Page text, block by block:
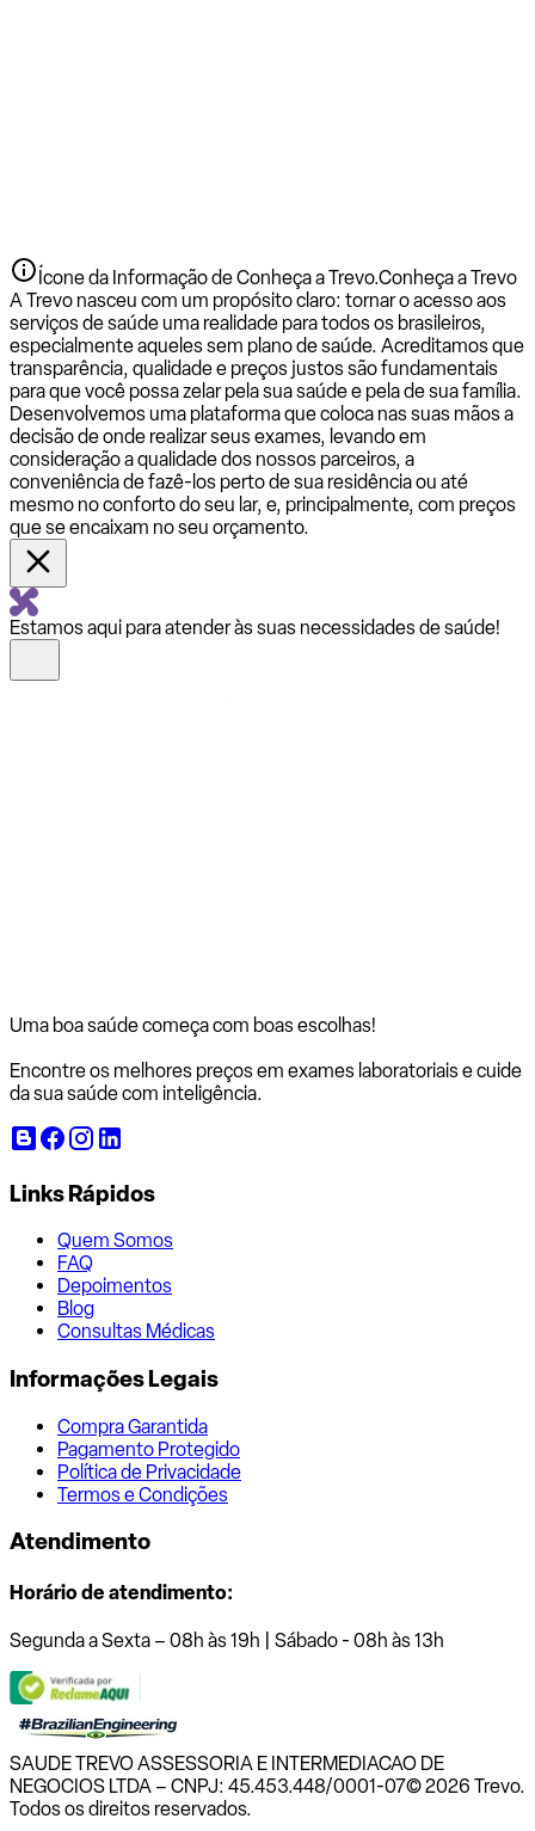
Ícone da Informação de Conheça a Trevo.Conheça a Trevo
A Trevo nasceu com um propósito claro: tornar o acesso aos
serviços de saúde uma realidade para todos os brasileiros,
especialmente aqueles sem plano de saúde. Acreditamos que
transparência, qualidade e preços justos são fundamentais
para que você possa zelar pela sua saúde e pela de sua família.
Desenvolvemos uma plataforma que coloca nas suas mãos a
decisão de onde realizar seus exames, levando em
consideração a qualidade dos nossos parceiros, a
conveniência de fazê-los perto de sua residência ou até
mesmo no conforto do seu lar, e, principalmente, com preços
que se encaixam no seu orçamento.
Estamos aqui para atender às suas necessidades de saúde!
Uma boa saúde começa com boas escolhas!
Encontre os melhores preços em exames laboratoriais e cuide
da sua saúde com inteligência.
Links Rápidos
Quem Somos
FAQ
Depoimentos
Blog
Consultas Médicas
Informações Legais
Compra Garantida
Pagamento Protegido
Política de Privacidade
Termos e Condições
Atendimento
Horário de atendimento:
Segunda a Sexta – 08h às 19h | Sábado - 08h às 13h
SAUDE TREVO ASSESSORIA E INTERMEDIACAO DE
NEGOCIOS LTDA – CNPJ: 45.453.448/0001-07© 2026 Trevo.
Todos os direitos reservados.